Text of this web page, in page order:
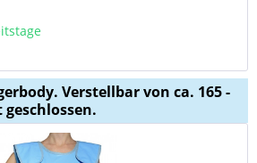
Verstellbar von ca. 165 -